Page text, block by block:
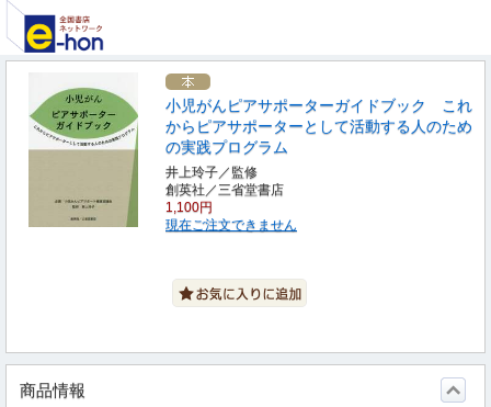
小児がんピアサポーターガイドブック これ
からピアサポーターとして活動する人のため
の実践プログラム
井上玲子／監修
創英社／三省堂書店
1,100円
現在ご注文できません
商品情報